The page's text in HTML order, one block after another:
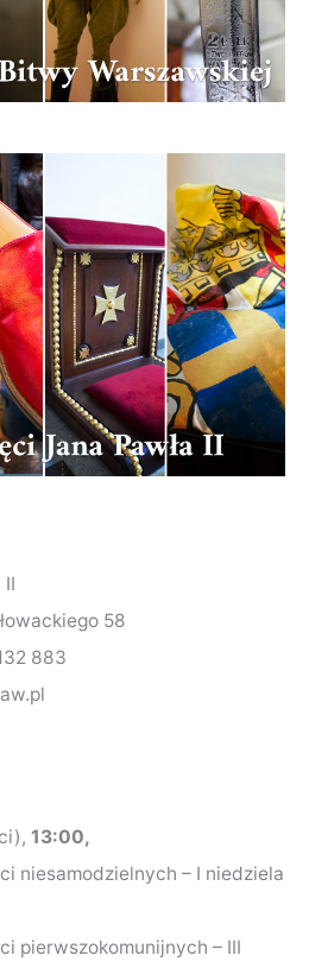
II
58
883
13:00,
niesamodzielnych – I niedziela
pierwszokomunijnych – III